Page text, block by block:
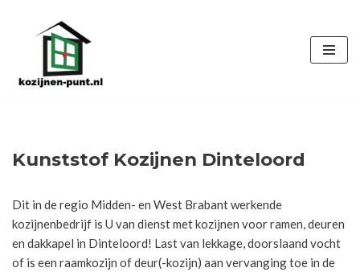
de
Kunststof Kozijnen Dinteloord
Dit in de regio Midden- en West Brabant werkende
kozijnenbedrijf is U van dienst met kozijnen voor ramen, deuren
en dakkapel in Dinteloord! Last van lekkage, doorslaand vocht
of is een raamkozijn of deur(-kozijn) aan vervanging toe in de